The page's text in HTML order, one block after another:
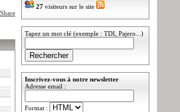
27 visiteurs sur le site
Tapez un mot clé (exemple : TDI, Pajero...)
Inscrivez-vous à notre newsletter
Adresse email :
Format :